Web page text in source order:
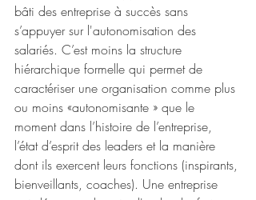
bâti des entreprise à succès sans
s’appuyer sur l'autonomisation des
salariés. C’est moins la structure
hiérarchique formelle qui permet de
caractériser une organisation comme plus
ou moins «autonomisante » que le
moment dans l’histoire de l’entreprise,
l’état d’esprit des leaders et la manière
dont ils exercent leurs fonctions (inspirants,
bienveillants, coaches). Une entreprise